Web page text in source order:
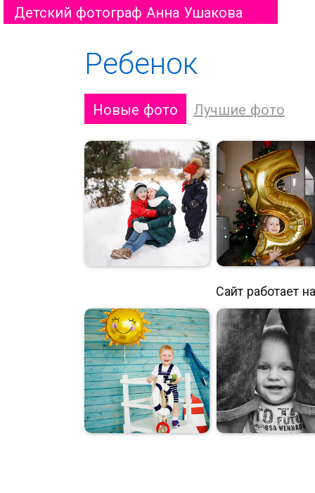
Детский фотограф Анна Ушакова
Ребенок
Новые фото Лучшие фото
Мама и сыновья Юбилей)
Сайт работает